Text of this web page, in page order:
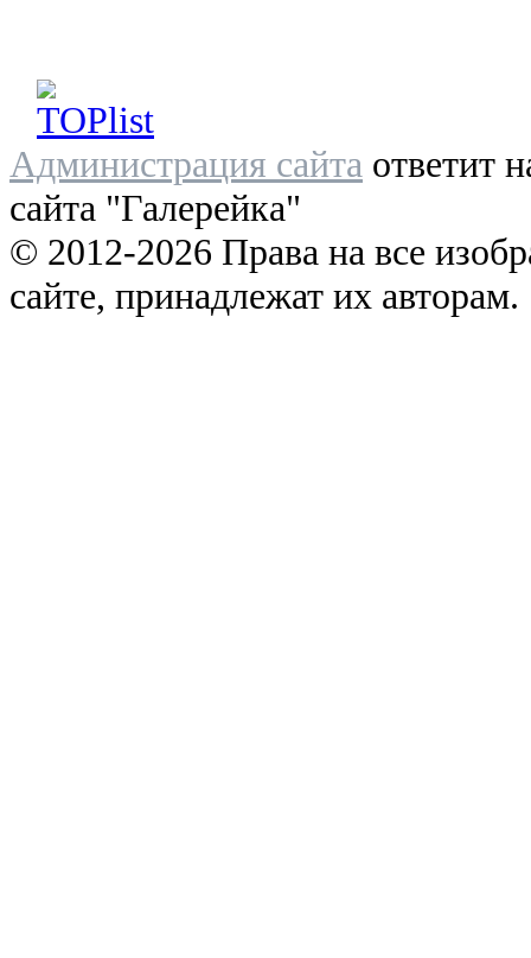
Администрация сайта ответит
сайта "Галерейка"
© 2012-2026 Права на все
сайте, принадлежат их авторам.